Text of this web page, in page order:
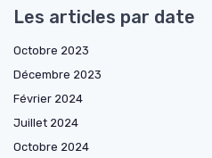
Les articles par date
Octobre 2023
Décembre 2023
Février 2024
Juillet 2024
Octobre 2024